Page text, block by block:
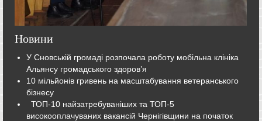
Новини
У Сновській громаді розпочала роботу мобільна клініка
Альянсу громадського здоров’я
10 мільйонів гривень на масштабування ветеранського
бізнесу
ТОП-10 найзатребуваніших та ТОП-5
високооплачуваних вакансій Чернігівщини на початок